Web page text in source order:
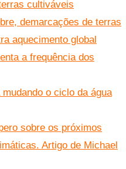
cultiváveis
demarcações de terras
aquecimento global
a frequência dos
o ciclo da água
sobre os próximos
Artigo de Michael